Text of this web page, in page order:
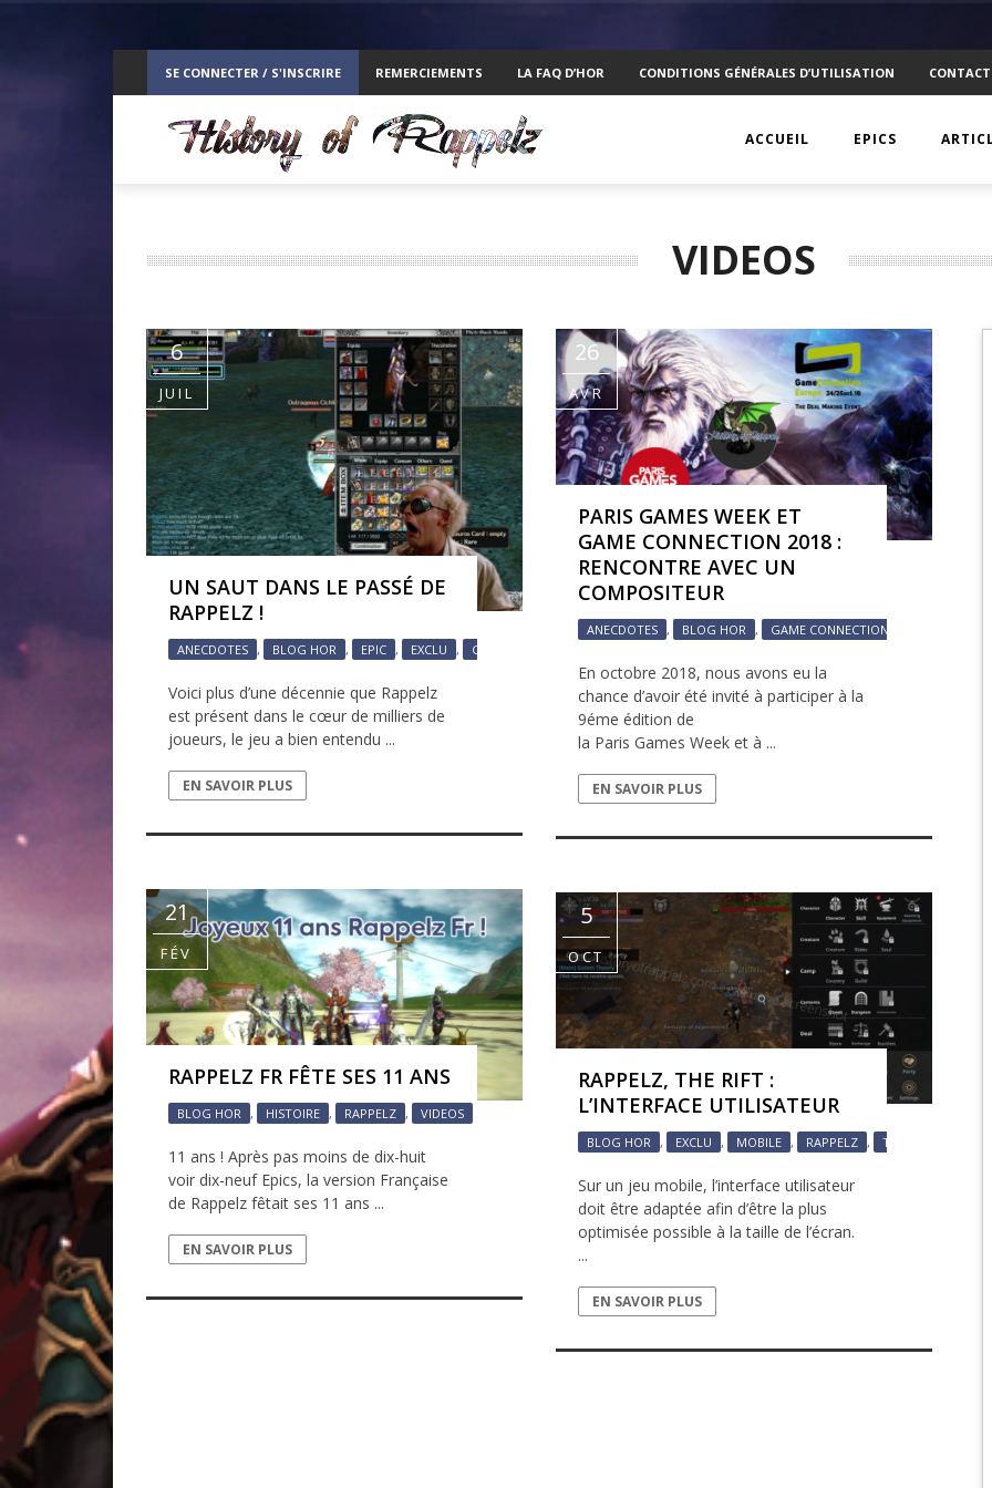
SE CONNECTER / S'INSCRIRE REMERCIEMENTS LA FAQ D’HOR CONDITIONS GÉNÉRALES D’UTILISATION CONTACT
ACCUEIL EPICS
EPIC 2 : ABSOLUTE
EPIC 4 : REVOLUTION
EPIC 5.1 :
EPIC 5.2 :
EPIC 6.1 : NAVIS
EPIC 6.2 : GOLDEN
EPIC 6.3 :
EPIC 7.1 : BREATH
EPIC 8.3 : PRÉSAGE
EPIC 9.1 :
EPIC 9.2 : MONDES
EPIC 9.3 : LE
EPIC 9.4 : THE
EPIC 9.5 : LES
VIDEOS
6
JUIL
UN SAUT DANS LE PASSÉ DE
RAPPELZ !
ANECDOTES , BLOG HOR , EPIC , EXCLU , GALA
Voici plus d’une décennie que Rappelz
est présent dans le cœur de milliers de
joueurs, le jeu a bien entendu ...
EN SAVOIR PLUS
26
AVR
PARIS GAMES WEEK ET
GAME CONNECTION 2018 :
RENCONTRE AVEC UN
COMPOSITEUR
ANECDOTES , BLOG HOR , GAME CONNECTION EUROPE
En octobre 2018, nous avons eu la
chance d’avoir été invité à participer à la
9éme édition de
la Paris Games Week et à ...
EN SAVOIR PLUS
21
FÉV
RAPPELZ FR FÊTE SES 11 ANS
BLOG HOR , HISTOIRE , RAPPELZ , VIDEOS
11 ans ! Après pas moins de dix-huit
voir dix-neuf Epics, la version Française
de Rappelz fêtait ses 11 ans ...
EN SAVOIR PLUS
5
OCT
RAPPELZ, THE RIFT :
L’INTERFACE UTILISATEUR
BLOG HOR , EXCLU , MOBILE , RAPPELZ , THE RIFT
Sur un jeu mobile, l’interface utilisateur
doit être adaptée afin d’être la plus
optimisée possible à la taille de l’écran.
...
EN SAVOIR PLUS